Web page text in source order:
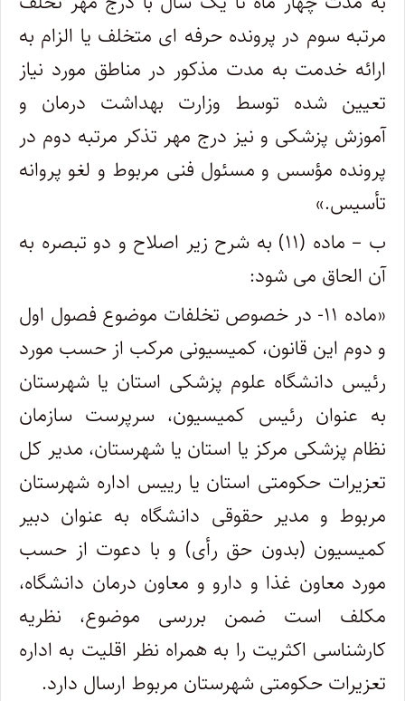
مرتبه سوم در پرونده حرفه ای متخلف یا الزام به
ارائه خدمت به مدت مذکور در مناطق مورد نیاز
تعیین شده توسط وزارت بهداشت درمان و
آموزش پزشکی و نیز درج مهر تذکر مرتبه دوم در
پرونده مؤسس و مسئول فنی مربوط و لغو پروانه
تأسیس.»
ب – ماده (۱۱) به شرح زیر اصلاح و دو تبصره به
آن الحاق می شود:
«ماده ۱۱- در خصوص تخلفات موضوع فصول اول
و دوم این قانون، کمیسیونی مرکب از حسب مورد
رئیس دانشگاه علوم پزشکی استان یا شهرستان
به عنوان رئیس کمیسیون، سرپرست سازمان
نظام پزشکی مرکز یا استان یا شهرستان، مدیر کل
تعزیرات حکومتی استان یا رییس اداره شهرستان
مربوط و مدیر حقوقی دانشگاه به عنوان دبیر
کمیسیون (بدون حق رأی) و با دعوت از حسب
مورد معاون غذا و دارو و معاون درمان دانشگاه،
مکلف است ضمن بررسی موضوع، نظریه
کارشناسی اکثریت را به همراه نظر اقلیت به اداره
تعزیرات حکومتی شهرستان مربوط ارسال دارد.